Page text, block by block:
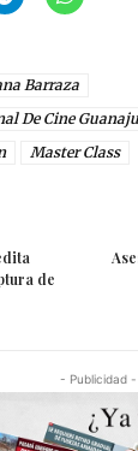
Barraza
De Cine
Master Class
de
- Publicidad -